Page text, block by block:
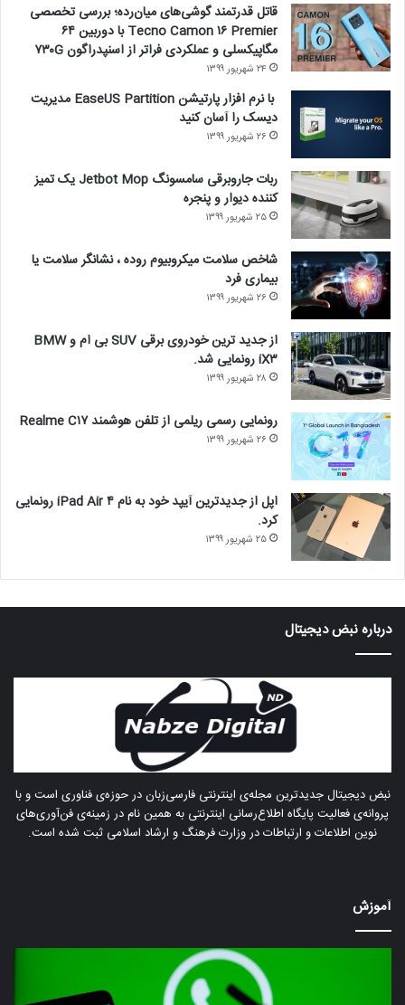
قاتل قدرتمند گوشی‌های میان‌رده؛ بررسی تخصصی
Tecno Camon ۱۶ Premier با دوربین ۶۴
مگاپیکسلی و عملکردی فراتر از اسنپدراگون ۷۳۰G
۲۴ شهریور ۱۳۹۹
با نرم افزار پارتیشن EaseUS Partition مدیریت
دیسک را آسان کنید
۲۶ شهریور ۱۳۹۹
ربات جاروبرقی سامسونگ Jetbot Mop یک تمیز
کننده دیوار و پنجره
۲۵ شهریور ۱۳۹۹
شاخص سلامت میکروبیوم روده ، نشانگر سلامت یا
بیماری فرد
۲۶ شهریور ۱۳۹۹
از جدید ترین خودروی برقی SUV بی ام و BMW
iX۳ رونمایی شد.
۲۸ شهریور ۱۳۹۹
رونمایی رسمی ریلمی از تلفن هوشمند Realme C۱۷
۲۶ شهریور ۱۳۹۹
اپل از جدیدترین آیپد خود به نام iPad Air ۴ رونمایی
کرد.
۲۵ شهریور ۱۳۹۹
درباره‌ نبض دیجیتال
نبض دیجیتال جدیدترین مجله‌ی اینترنتی فارسی‌زبان در حوزه‌ی فناوری است و با
پروانه‌ی فعالیت پایگاه اطلاع‌رسانی اینترنتی به همین نام در زمینه‌ی فن‌آوری‌های
نوین اطلاعات و ارتباطات در وزارت فرهنگ و ارشاد اسلامی ثبت شده است.
آموزش